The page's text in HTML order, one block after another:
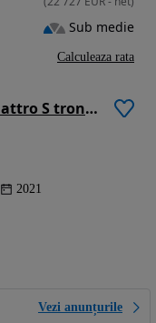
Audi Q3 Sportback 2.0 40 TDI quattro S tronic Advanced
2021
Vezi anunțurile
Sub medie
Calculeaza rata